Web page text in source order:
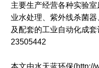
主要生产经营各种实验
业水处理、紫外线杀菌器
及配套的工业自动化成
23505442
本文由水天蓝环保(http://